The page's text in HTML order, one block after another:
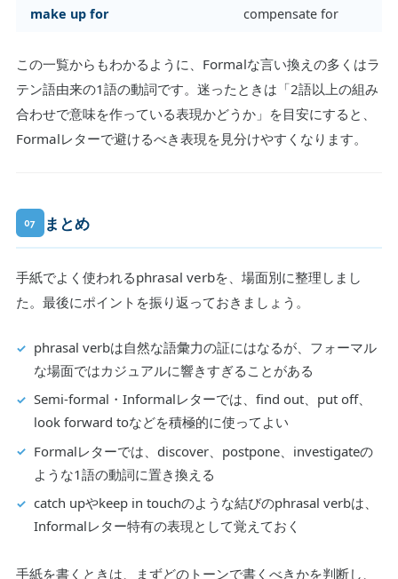
make up for compensate for
この一覧からもわかるように、Formalな言い換えの多くはラ
テン語由来の1語の動詞です。迷ったときは「2語以上の組み
合わせで意味を作っている表現かどうか」を目安にすると、
Formalレターで避けるべき表現を見分けやすくなります。
07 まとめ
手紙でよく使われるphrasal verbを、場面別に整理しまし
た。最後にポイントを振り返っておきましょう。
phrasal verbは自然な語彙力の証にはなるが、フォーマル
な場面ではカジュアルに響きすぎることがある
Semi-formal・Informalレターでは、find out、put off、
look forward toなどを積極的に使ってよい
Formalレターでは、discover、postpone、investigateの
ような1語の動詞に置き換える
catch upやkeep in touchのような結びのphrasal verbは、
Informalレター特有の表現として覚えておく
手紙を書くときは、まずどのトーンで書くべきかを判断し、